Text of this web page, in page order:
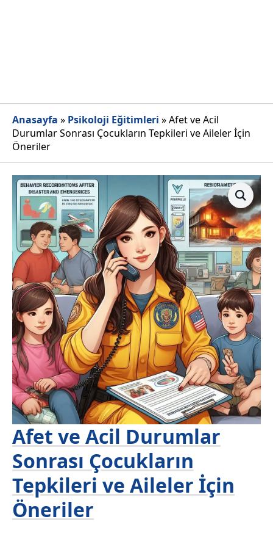
Anasayfa » Psikoloji Eğitimleri »Afet ve Acil
Durumlar Sonrası Çocukların Tepkileri ve Aileler İçin
Öneriler
Afet ve Acil Durumlar
Sonrası Çocukların
Tepkileri ve Aileler İçin
Öneriler